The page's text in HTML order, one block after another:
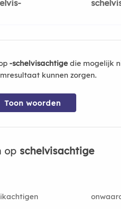
-schelvisachtige die mogelijk
kunnen zorgen.
Toon woorden
op schelvisachtige